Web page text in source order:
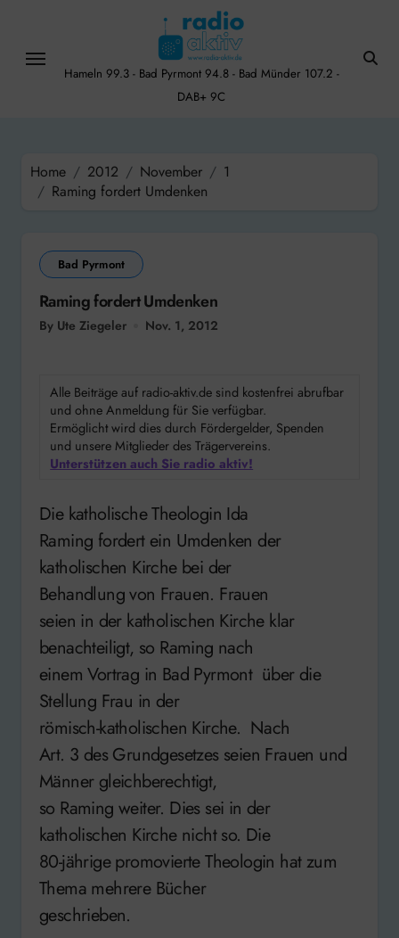
content
Hameln 99.3 - Bad Pyrmont 94.8 - Bad Münder 107.2 -
DAB+ 9C
Home 2012 November
1
Raming fordert Umdenken
Bad Pyrmont
Raming fordert Umdenken
By Ute Ziegeler Nov. 1, 2012
Alle Beiträge auf radio-aktiv.de sind kostenfrei abrufbar
und ohne Anmeldung für Sie verfügbar.
Ermöglicht wird dies durch Fördergelder, Spenden
und unsere Mitglieder des Trägervereins.
Unterstützen auch Sie radio aktiv!
Die katholische Theologin Ida
Raming fordert ein Umdenken der
katholischen Kirche bei der
Behandlung von Frauen. Frauen
seien in der katholischen Kirche klar
benachteiligt, so Raming nach
einem Vortrag in Bad Pyrmont über die
Stellung Frau in der
römisch-katholischen Kirche. Nach
Art. 3 des Grundgesetzes seien Frauen und
Männer gleichberechtigt,
so Raming weiter. Dies sei in der
katholischen Kirche nicht so. Die
80-jährige promovierte Theologin hat zum
Thema mehrere Bücher
geschrieben.